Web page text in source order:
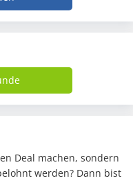
Deal machen, sondern
werden? Dann bist